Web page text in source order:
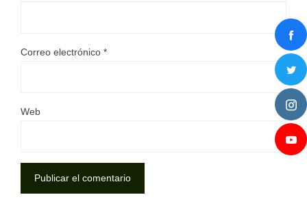
Correo electrónico *
Web